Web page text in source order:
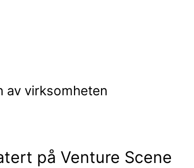
av virksomheten
på Venture Scene